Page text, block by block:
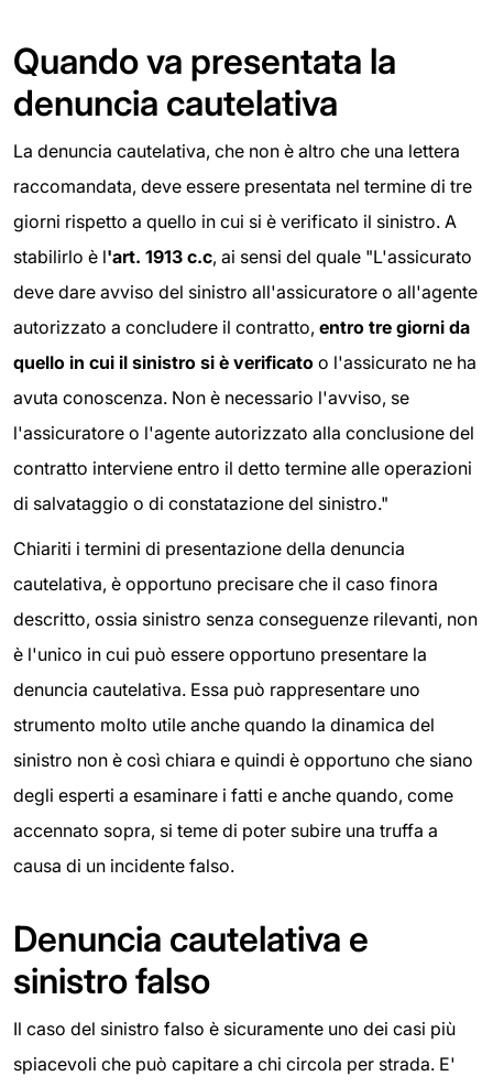
Quando va presentata la
denuncia cautelativa
La denuncia cautelativa, che non è altro che una lettera
raccomandata, deve essere presentata nel termine di tre
giorni rispetto a quello in cui si è verificato il sinistro. A
stabilirlo è l'art. 1913 c.c, ai sensi del quale "L'assicurato
deve dare avviso del sinistro all'assicuratore o all'agente
autorizzato a concludere il contratto, entro tre giorni da
quello in cui il sinistro si è verificato o l'assicurato ne ha
avuta conoscenza. Non è necessario l'avviso, se
l'assicuratore o l'agente autorizzato alla conclusione del
contratto interviene entro il detto termine alle operazioni
di salvataggio o di constatazione del sinistro."
Chiariti i termini di presentazione della denuncia
cautelativa, è opportuno precisare che il caso finora
descritto, ossia sinistro senza conseguenze rilevanti, non
è l'unico in cui può essere opportuno presentare la
denuncia cautelativa. Essa può rappresentare uno
strumento molto utile anche quando la dinamica del
sinistro non è così chiara e quindi è opportuno che siano
degli esperti a esaminare i fatti e anche quando, come
accennato sopra, si teme di poter subire una truffa a
causa di un incidente falso.
Denuncia cautelativa e
sinistro falso
Il caso del sinistro falso è sicuramente uno dei casi più
spiacevoli che può capitare a chi circola per strada. E'